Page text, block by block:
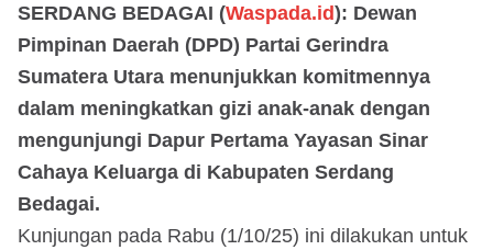
SERDANG BEDAGAI (Waspada.id): Dewan
Pimpinan Daerah (DPD) Partai Gerindra
Sumatera Utara menunjukkan komitmennya
dalam meningkatkan gizi anak-anak dengan
mengunjungi Dapur Pertama Yayasan Sinar
Cahaya Keluarga di Kabupaten Serdang
Bedagai.
Kunjungan pada Rabu (1/10/25) ini dilakukan untuk